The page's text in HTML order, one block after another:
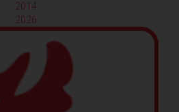
2014
2026